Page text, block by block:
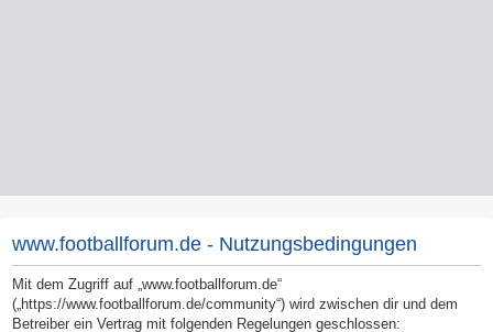
www.footballforum.de - Nutzungsbedingungen
Mit dem Zugriff auf „www.footballforum.de“
(„https://www.footballforum.de/community“) wird zwischen dir und dem
Betreiber ein Vertrag mit folgenden Regelungen geschlossen: